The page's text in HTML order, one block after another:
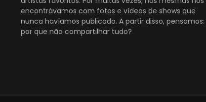
encontrávamos com fotos e vídeos de shows que
nunca havíamos publicado. A partir disso, pensamos:
por que não compartilhar tudo?